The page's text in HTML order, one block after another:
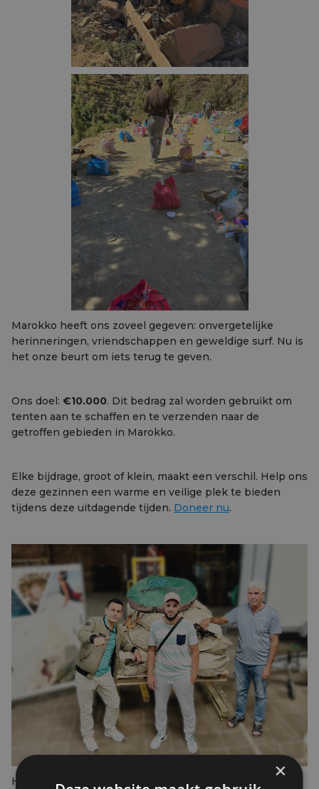
Marokko heeft ons zoveel gegeven: onvergetelijke
herinneringen, vriendschappen en geweldige surf. Nu is
het onze beurt om iets terug te geven.
Ons doel: €10.000. Dit bedrag zal worden gebruikt om
tenten aan te schaffen en te verzenden naar de
getroffen gebieden in Marokko.
Elke bijdrage, groot of klein, maakt een verschil. Help ons
deze gezinnen een warme en veilige plek te bieden
tijdens deze uitdagende tijden. Doneer nu.
Het goede nieuws is dat we al meer dan 350 kg aan×